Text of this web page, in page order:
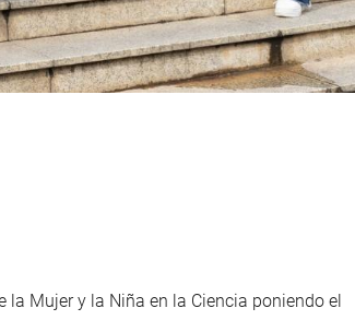
la Mujer y la Niña en la Ciencia poniendo el